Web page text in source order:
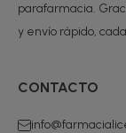
parafarmacia.
y envío rápido,
CONTACTO